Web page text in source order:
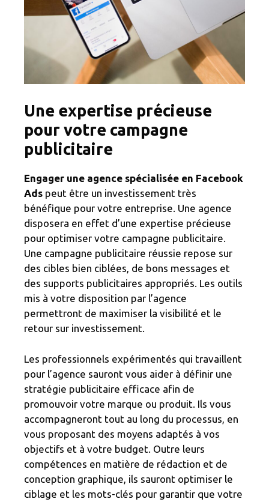
Une expertise précieuse
pour votre campagne
publicitaire
Engager une agence spécialisée en Facebook
Ads peut être un investissement très
bénéfique pour votre entreprise. Une agence
disposera en effet d’une expertise précieuse
pour optimiser votre campagne publicitaire.
Une campagne publicitaire réussie repose sur
des cibles bien ciblées, de bons messages et
des supports publicitaires appropriés. Les outils
mis à votre disposition par l’agence
permettront de maximiser la visibilité et le
retour sur investissement.
Les professionnels expérimentés qui travaillent
pour l’agence sauront vous aider à définir une
stratégie publicitaire efficace afin de
promouvoir votre marque ou produit. Ils vous
accompagneront tout au long du processus, en
vous proposant des moyens adaptés à vos
objectifs et à votre budget. Outre leurs
compétences en matière de rédaction et de
conception graphique, ils sauront optimiser le
ciblage et les mots-clés pour garantir que votre